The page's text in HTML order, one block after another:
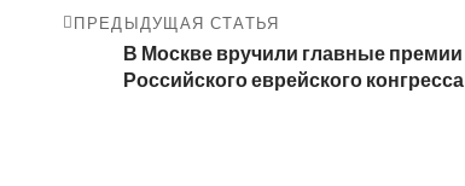
ПРЕДЫДУЩАЯ СТАТЬЯ
В Москве вручили главные премии
Российского еврейского конгресса